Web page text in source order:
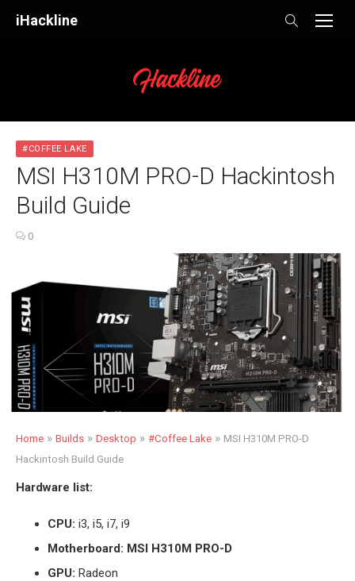
iHackline
#COFFEE LAKE
MSI H310M PRO-D Hackintosh
Build Guide
0
Home » Builds » Desktop » #Coffee Lake » MSI H310M PRO-D
Hackintosh Build Guide
Hardware list:
CPU: i3, i5, i7, i9
Motherboard: MSI H310M PRO-D
GPU: Radeon